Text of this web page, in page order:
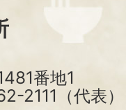
番地1
2111（代表）